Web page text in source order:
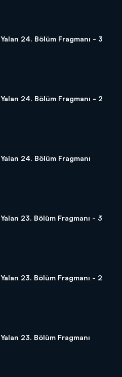
Yalan 24. Bölüm Fragmanı - 3
Yalan 24. Bölüm Fragmanı - 2
Yalan 24. Bölüm Fragmanı
Yalan 23. Bölüm Fragmanı - 3
Yalan 23. Bölüm Fragmanı - 2
Yalan 23. Bölüm Fragmanı